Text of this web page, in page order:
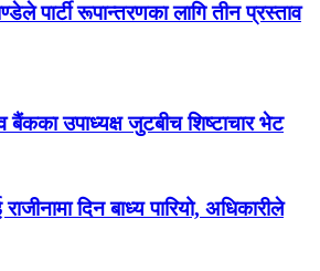
पार्टी रूपान्तरणका लागि तीन प्रस्ताव
बैंकका उपाध्यक्ष जुटबीच शिष्टाचार भेट
दिन बाध्य पारियो, अधिकारीले